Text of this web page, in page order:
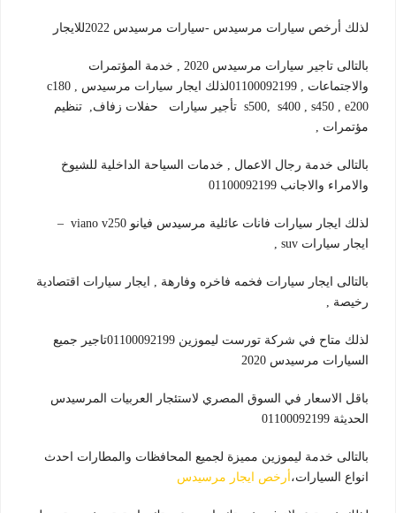
لذلك أرخص سيارات مرسيدس -سيارات مرسيدس 2022للايجار
بالتالى تاجير سيارات مرسيدس 2020 , خدمة المؤتمرات
والاجتماعات , 01100092199لذلك ايجار سيارات مرسيدس c180 ,
s500, s400 , s450 , e200 تأجير سيارات حفلات زفاف, تنظيم
مؤتمرات ,
بالتالى خدمة رجال الاعمال , خدمات السياحة الداخلية للشيوخ
والامراء والاجانب 01100092199
لذلك ايجار سيارات فانات عائلية مرسيدس فيانو viano v250 –
ايجار سيارات suv ,
بالتالى ايجار سيارات فخمه فاخره وفارهة , ايجار سيارات اقتصادية
رخيصة ,
لذلك متاح في شركة تورست ليموزين 01100092199تاجير جميع
السيارات مرسيدس 2020
باقل الاسعار في السوق المصري لاستئجار العربيات المرسيدس
الحديثة 01100092199
بالتالى خدمة ليموزين مميزة لجميع المحافظات والمطارات احدث
انواع السيارات، أرخص ايجار مرسيدس